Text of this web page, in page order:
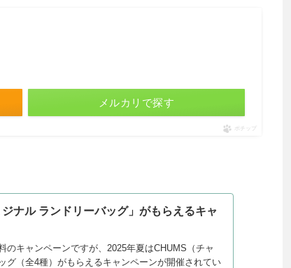
メルカリで探す
ポチップ
ナル ランドリーバッグ」がもらえるキャ
のキャンペーンですが、2025年夏はCHUMS（チャ
グ（全4種）がもらえるキャンペーンが開催されてい